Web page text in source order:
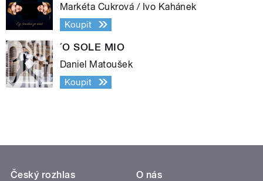
Markéta Cukrová / Ivo Kahánek
Koupit
´O SOLE MIO
Daniel Matoušek
Koupit
Český rozhlas
O nás